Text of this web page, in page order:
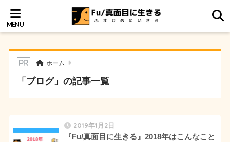
ホーム
「ブログ」の記事一覧
2019年1月2日
『Fu/真面目に生きる』2018年はこんなこと